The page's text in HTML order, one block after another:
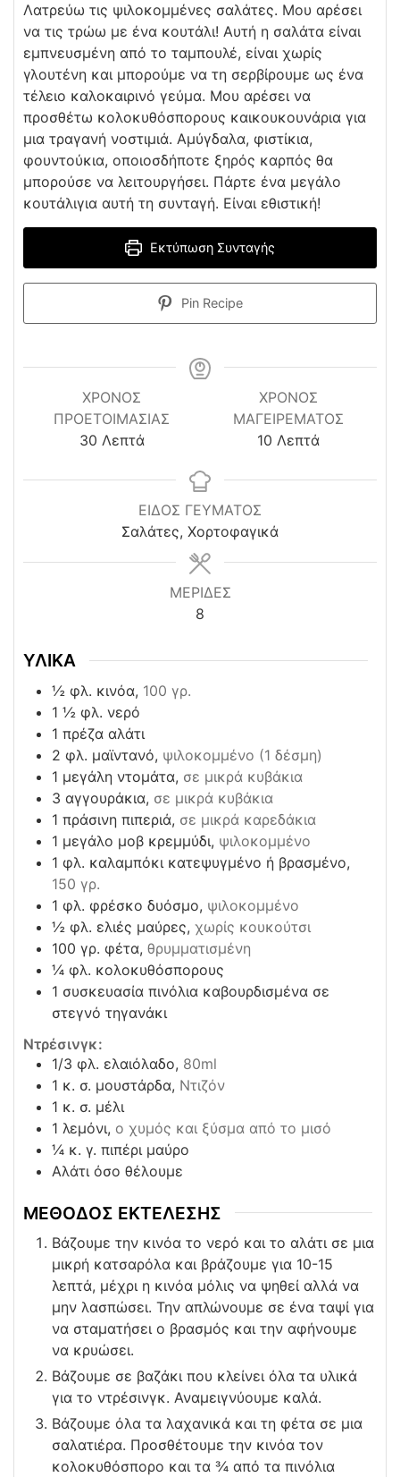
Λατρεύω τις ψιλοκομμένες σαλάτες. Μου αρέσει
να τις τρώω με ένα κουτάλι! Αυτή η σαλάτα είναι
εμπνευσμένη από το ταμπουλέ, είναι χωρίς
γλουτένη και μπορούμε να τη σερβίρουμε ως ένα
τέλειο καλοκαιρινό γεύμα. Μου αρέσει να
προσθέτω κολοκυθόσπορους καικουκουνάρια για
μια τραγανή νοστιμιά. Αμύγδαλα, φιστίκια,
φουντούκια, οποιοσδήποτε ξηρός καρπός θα
μπορούσε να λειτουργήσει. Πάρτε ένα μεγάλο
κουτάλιγια αυτή τη συνταγή. Είναι εθιστική!
Εκτύπωση Συνταγής
Pin Recipe
ΧΡΌΝΟΣ
ΠΡΟΕΤΟΙΜΑΣΊΑΣ
30minutes
Λεπτά
ΧΡΟΝΟΣ
ΜΑΓΕΙΡΕΜΑΤΟΣ
10 minutes
Λεπτά
ΕΙΔΟΣ ΓΕΥΜΑΤΟΣ
Σαλάτες, Χορτοφαγικά
ΜΕΡΙΔΕΣ
8
ΥΛΙΚΑ
½ φλ. κινόα, 100 γρ.
1 ½ φλ. νερό
1 πρέζα αλάτι
2 φλ. μαϊντανό, ψιλοκομμένο (1 δέσμη)
1 μεγάλη ντομάτα, σε μικρά κυβάκια
3 αγγουράκια, σε μικρά κυβάκια
1 πράσινη πιπεριά, σε μικρά καρεδάκια
1 μεγάλο μοβ κρεμμύδι, ψιλοκομμένο
1 φλ. καλαμπόκι κατεψυγμένο ή βρασμένο,
150 γρ.
1 φλ. φρέσκο δυόσμο, ψιλοκομμένο
½ φλ. ελιές μαύρες, χωρίς κουκούτσι
100 γρ. φέτα, θρυμματισμένη
¼ φλ. κολοκυθόσπορους
1 συσκευασία πινόλια καβουρδισμένα σε
στεγνό τηγανάκι
Ντρέσινγκ:
1/3 φλ. ελαιόλαδο, 80ml
1 κ. σ. μουστάρδα, Ντιζόν
1 κ. σ. μέλι
1 λεμόνι, ο χυμός και ξύσμα από το μισό
¼ κ. γ. πιπέρι μαύρο
Αλάτι όσο θέλουμε
ΜΕΘΟΔΟΣ ΕΚΤΕΛΕΣΗΣ
Βάζουμε την κινόα το νερό και το αλάτι σε μια
μικρή κατσαρόλα και βράζουμε για 10-15
λεπτά, μέχρι η κινόα μόλις να ψηθεί αλλά να
μην λασπώσει. Την απλώνουμε σε ένα ταψί για
να σταματήσει ο βρασμός και την αφήνουμε
να κρυώσει.
Βάζουμε σε βαζάκι που κλείνει όλα τα υλικά
για το ντρέσινγκ. Αναμειγνύουμε καλά.
Βάζουμε όλα τα λαχανικά και τη φέτα σε μια
σαλατιέρα. Προσθέτουμε την κινόα τον
κολοκυθόσπορο και τα ¾ από τα πινόλια